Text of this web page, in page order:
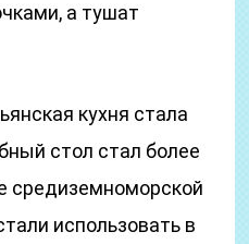
а тушат
кухня стала
стол стал более
средиземноморской
использовать в